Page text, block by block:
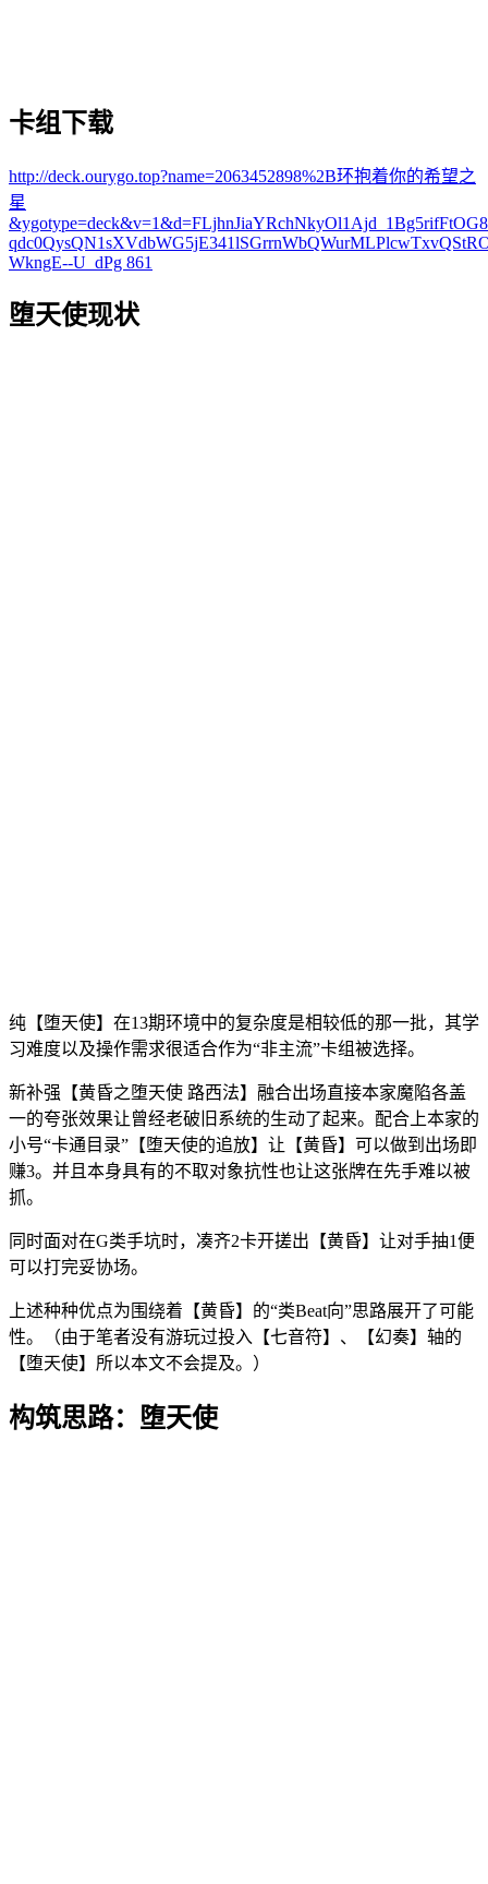
卡组下载
http://deck.ourygo.top?name=2063452898%2B环抱着你的希望之
星
WkngE--U_dPg 861
堕天使现状
纯【堕天使】在13期环境中的复杂度是相较低的那一批，其学
习难度以及操作需求很适合作为“非主流”卡组被选择。
新补强【黄昏之堕天使 路西法】融合出场直接本家魔陷各盖
一的夸张效果让曾经老破旧系统的生动了起来。配合上本家的
小号“卡通目录”【堕天使的追放】让【黄昏】可以做到出场即
赚3。并且本身具有的不取对象抗性也让这张牌在先手难以被
抓。
同时面对在G类手坑时，凑齐2卡开搓出【黄昏】让对手抽1便
可以打完妥协场。
上述种种优点为围绕着【黄昏】的“类Beat向”思路展开了可能
性。（由于笔者没有游玩过投入【七音符】、【幻奏】轴的
【堕天使】所以本文不会提及。）
构筑思路：堕天使